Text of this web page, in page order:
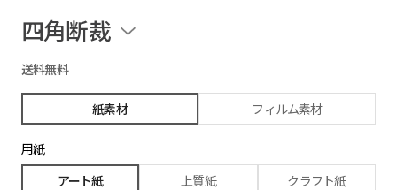
四角断裁
四角断裁
トムソン断裁
マルチタイプ/シート
ロール仕上げ
送料無料
紙素材 フィルム素材
用紙
アート紙
上質紙 クラフト紙